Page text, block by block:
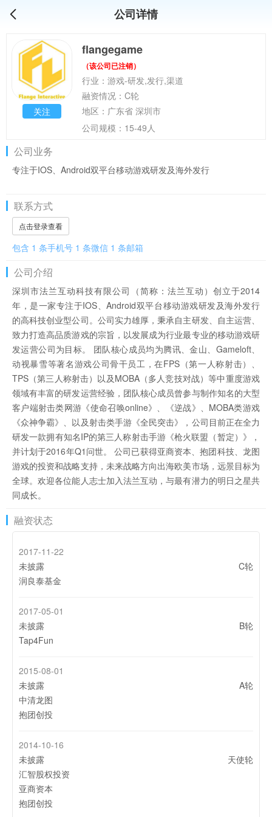
公司详情
关注
flangegame
（该公司已注销）
行业：游戏-研发,发行,渠道
融资情况：C轮
地区：广东省 深圳市
公司规模：15-49人
公司业务
专注于IOS、Android双平台移动游戏研发及海外发行
联系方式
点击登录查看
包含 1 条手机号 1 条微信 1 条邮箱
公司介绍
深圳市法兰互动科技有限公司（简称：法兰互动）创立于2014
年，是一家专注于IOS、Android双平台移动游戏研发及海外发行
的高科技创业型公司。公司实力雄厚，秉承自主研发、自主运营、
致力打造高品质游戏的宗旨，以发展成为行业最专业的移动游戏研
发运营公司为目标。 团队核心成员均为腾讯、金山、Gameloft、
动视暴雪等著名游戏公司骨干员工，在FPS（第一人称射击）、
TPS（第三人称射击）以及MOBA（多人竞技对战）等中重度游戏
领域有丰富的研发运营经验，团队核心成员曾参与制作知名的大型
客户端射击类网游《使命召唤online》、《逆战》、MOBA类游戏
《众神争霸》、以及射击类手游《全民突击》，公司目前正在全力
研发一款拥有知名IP的第三人称射击手游《枪火联盟（暂定）》，
并计划于2016年Q1问世。 公司已获得亚商资本、抱团科技、龙图
游戏的投资和战略支持，未来战略方向出海欧美市场，远景目标为
全球。欢迎各位能人志士加入法兰互动，与最有潜力的明日之星共
同成长。
融资状态
2017-11-22
C轮
未披露
润良泰基金
2017-05-01
B轮
未披露
Tap4Fun
2015-08-01
A轮
未披露
中清龙图
抱团创投
2014-10-16
天使轮
未披露
汇智股权投资
亚商资本
抱团创投